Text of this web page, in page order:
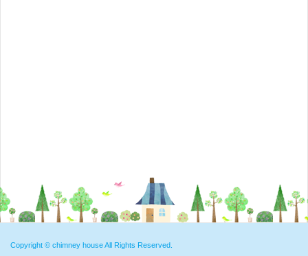
Copyright © chimney houseAll Rights Reserved.